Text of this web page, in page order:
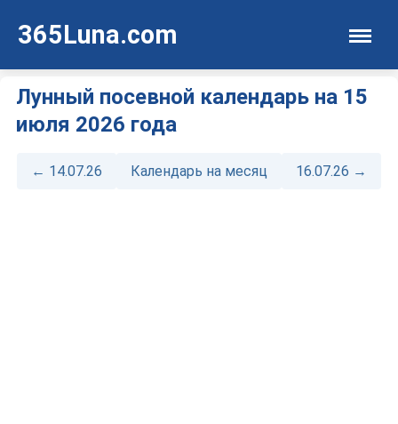
365Luna.com
Лунный посевной календарь на 15
июля 2026 года
← 14.07.26 Календарь на месяц 16.07.26 →